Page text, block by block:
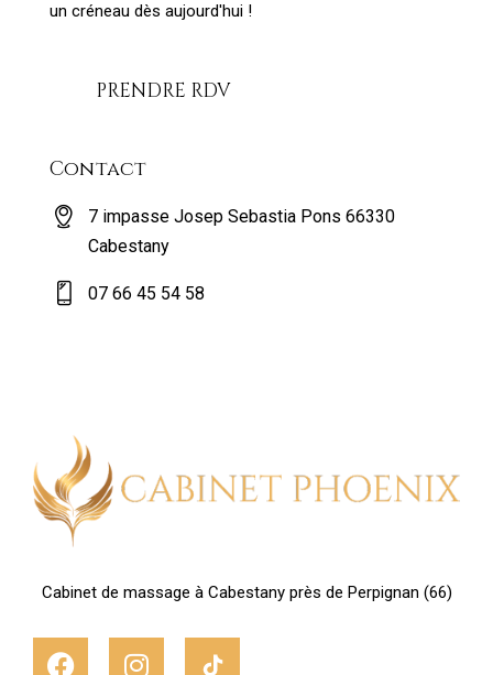
un créneau dès aujourd'hui !
PRENDRE RDV
Contact
7 impasse Josep Sebastia Pons 66330
Cabestany
07 66 45 54 58
Cabinet de massage à Cabestany près de Perpignan (66)